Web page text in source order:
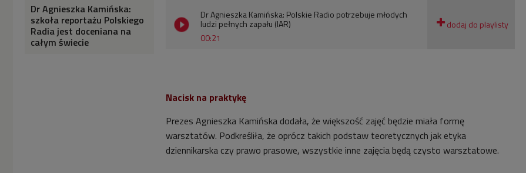
Dr Agnieszka Kamińska:
szkoła reportażu Polskiego
Radia jest doceniana na
całym świecie 00:21
Dr Agnieszka Kamińska: Polskie Radio potrzebuje młodych
ludzi pełnych zapału (IAR)
Nacisk na praktykę
Prezes Agnieszka Kamińska dodała, że większość zajęć będzie miała formę
warsztatów. Podkreśliła, że oprócz takich podstaw teoretycznych jak etyka
dziennikarska czy prawo prasowe, wszystkie inne zajęcia będą czysto warsztatowe.